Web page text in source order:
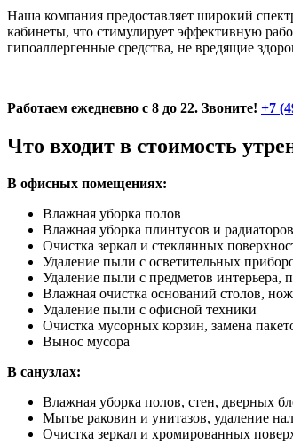
Наша компания предоставляет широкий
кабинеты, что стимулирует эффективную
гипоаллергенные средства, не вредящие
Работаем ежедневно с 8 до 22. Звоните! +7
Что входит в стоимость
В офисных помещениях:
Влажная уборка полов
Влажная уборка плинтусов и радиаторов
Очистка зеркал и стеклянных
Удаление пыли с осветительных
Удаление пыли с предметов интерьера,
Влажная очистка оснований столов,
Удаление пыли с офисной техники
Очистка мусорных корзин, замена
Вынос мусора
В санузлах:
Влажная уборка полов, стен, дверных
Мытье раковин и унитазов, удаление
Очистка зеркал и хромированных